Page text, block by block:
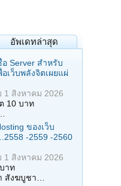
อัพเดทล่าสุด
Server สำหรับ
เว็บพลังจิตเผยแผ่
1 สิงหาคม 2026
10 บาท
ของเว็บ
-2559 -2560
1 สิงหาคม 2026
าท
สังฆบูชา…